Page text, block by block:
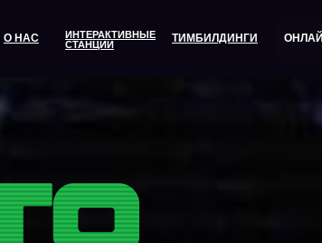
ТИМБИЛДИНГИ
ИНТЕРАКТИВНЫЕ
СТАНЦИИ
О НАС